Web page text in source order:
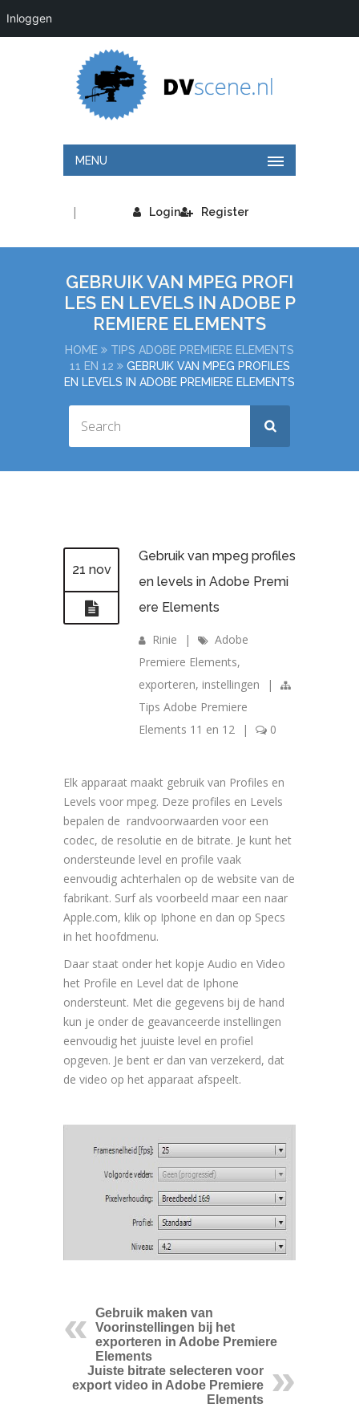
Inloggen
MENU
Login
| Register
GEBRUIK VAN MPEG PROFI
LES EN LEVELS IN ADOBE P
REMIERE ELEMENTS
HOME
TIPS ADOBE PREMIERE ELEMENTS
11 EN 12
GEBRUIK VAN MPEG PROFILES
EN LEVELS IN ADOBE PREMIERE ELEMENTS
21 nov
Gebruik van mpeg profiles
en levels in Adobe Premi
ere Elements
Rinie |
Adobe
Premiere Elements,
exporteren, instellingen
|
Tips Adobe Premiere
Elements 11 en 12
| 0
Elk apparaat maakt gebruik van Profiles en
Levels voor mpeg. Deze profiles en Levels
bepalen de randvoorwaarden voor een
codec, de resolutie en de bitrate. Je kunt het
ondersteunde level en profile vaak
eenvoudig achterhalen op de website van de
fabrikant. Surf als voorbeeld maar een naar
Apple.com, klik op Iphone en dan op Specs
in het hoofdmenu.
Daar staat onder het kopje Audio en Video
het Profile en Level dat de Iphone
ondersteunt. Met die gegevens bij de hand
kun je onder de geavanceerde instellingen
eenvoudig het juuiste level en profiel
opgeven. Je bent er dan van verzekerd, dat
de video op het apparaat afspeelt.
Gebruik maken van
Voorinstellingen bij het
exporteren in Adobe Premiere
Elements
Juiste bitrate selecteren voor
export video in Adobe Premiere
Elements